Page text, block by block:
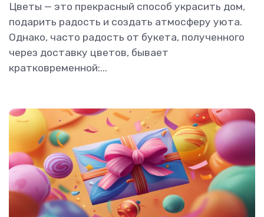
Цветы — это прекрасный способ украсить дом,
подарить радость и создать атмосферу уюта.
Однако, часто радость от букета, полученного
через доставку цветов, бывает
кратковременной:...